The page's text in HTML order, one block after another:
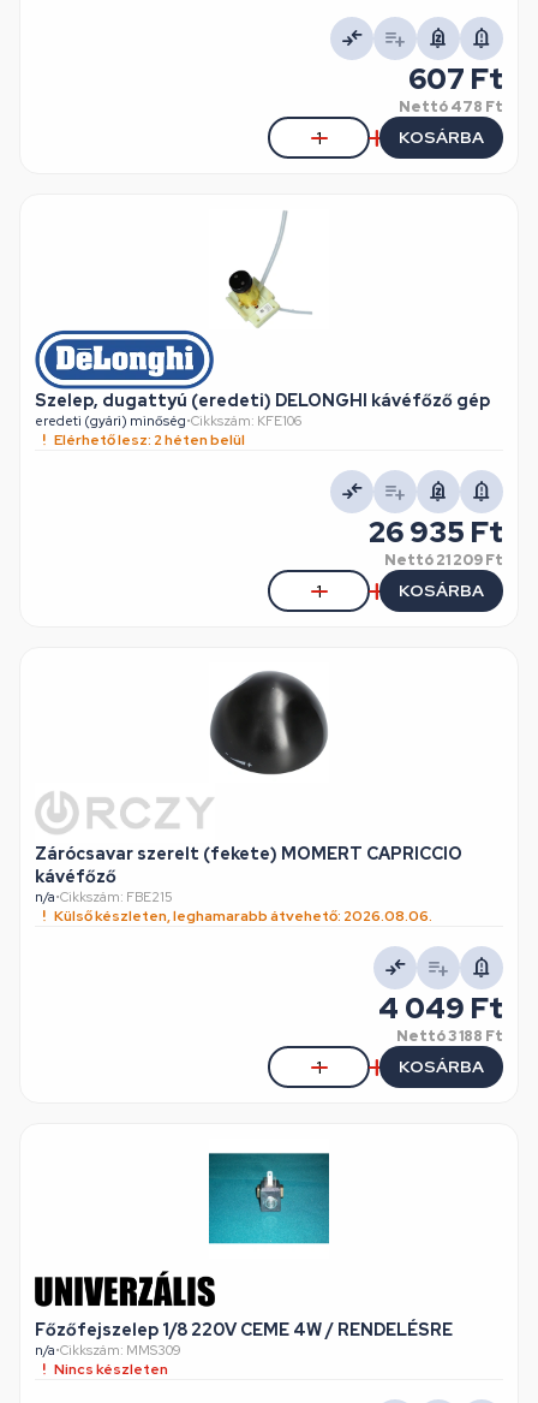
607 Ft
Nettó478 Ft
KOSÁRBA
Szelep, dugattyú (eredeti) DELONGHI kávéfőző gép
eredeti (gyári) minőség•Cikkszám: KFE106
Elérhető lesz: 2 héten belül
26 935 Ft
Nettó21 209 Ft
KOSÁRBA
Zárócsavar szerelt (fekete) MOMERT CAPRICCIO
kávéfőző
n/a•Cikkszám: FBE215
Külső készleten, leghamarabb átvehető: 2026.08.06.
4 049 Ft
Nettó3 188 Ft
KOSÁRBA
Főzőfejszelep 1/8 220V CEME 4W / RENDELÉSRE
n/a•Cikkszám: MMS309
Nincs készleten